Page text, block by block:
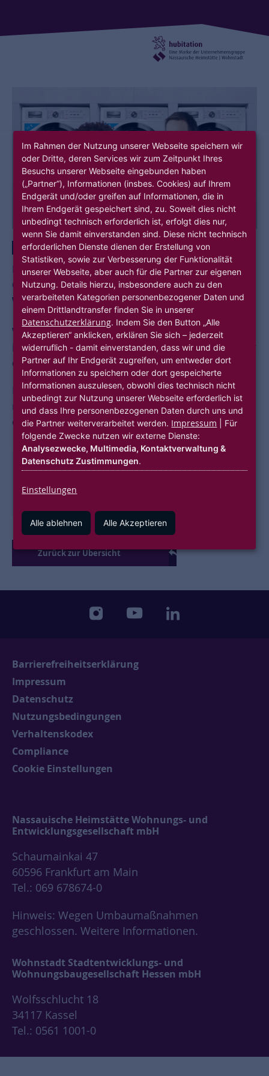
DIGITALISIERUNG MIETERSERVICE NACHHALTIGKEIT HUBITATION
DIGITALISIERUNG DER
GEMEINSCHAFTSWASCHKÜCHE
WeWash
WeWash holt Waschmaschinen und Trockner
ins digitale Zeitalter und vereinfacht das Sharing
der Geräte unter den Mieter:innen.
Im Pilotquartier Offenbach hat die NHW bereits
mehrere Gemeinschaftswaschküchen
digitalisiert.
Zurück zur Übersicht
instagramyoutubelinkedin
Barrierefreiheitserklärung
Impressum
Datenschutz
Nutzungsbedingungen
Verhaltenskodex
Compliance
Cookie Einstellungen
Nassauische Heimstätte Wohnungs- und
Entwicklungsgesellschaft mbH
Schaumainkai 47
60596 Frankfurt am Main
Tel.: 069 678674-0
Hinweis: Wegen Umbaumaßnahmen
geschlossen. Weitere Informationen.
Wohnstadt Stadtentwicklungs- und
Wohnungsbaugesellschaft Hessen mbH
Wolfsschlucht 18
34117 Kassel
Tel.: 0561 1001-0
Im Rahmen der Nutzung unserer Webseite speichern wir
oder Dritte, deren Services wir zum Zeitpunkt Ihres
Besuchs unserer Webseite eingebunden haben
(„Partner“), Informationen (insbes. Cookies) auf Ihrem
Endgerät und/oder greifen auf Informationen, die in
Ihrem Endgerät gespeichert sind, zu. Soweit dies nicht
unbedingt technisch erforderlich ist, erfolgt dies nur,
wenn Sie damit einverstanden sind. Diese nicht technisch
erforderlichen Dienste dienen der Erstellung von
Statistiken, sowie zur Verbesserung der Funktionalität
unserer Webseite, aber auch für die Partner zur eigenen
Nutzung. Details hierzu, insbesondere auch zu den
verarbeiteten Kategorien personenbezogener Daten und
einem Drittlandtransfer finden Sie in unserer
Datenschutzerklärung. Indem Sie den Button „Alle
Akzeptieren“ anklicken, erklären Sie sich – jederzeit
widerruflich - damit einverstanden, dass wir und die
Partner auf Ihr Endgerät zugreifen, um entweder dort
Informationen zu speichern oder dort gespeicherte
Informationen auszulesen, obwohl dies technisch nicht
unbedingt zur Nutzung unserer Webseite erforderlich ist
und dass Ihre personenbezogenen Daten durch uns und
die Partner weiterverarbeitet werden. Impressum | Für
folgende Zwecke nutzen wir externe Dienste:
Analysezwecke, Multimedia, Kontaktverwaltung &
Datenschutz Zustimmungen.
Einstellungen
Alle ablehnen Alle Akzeptieren